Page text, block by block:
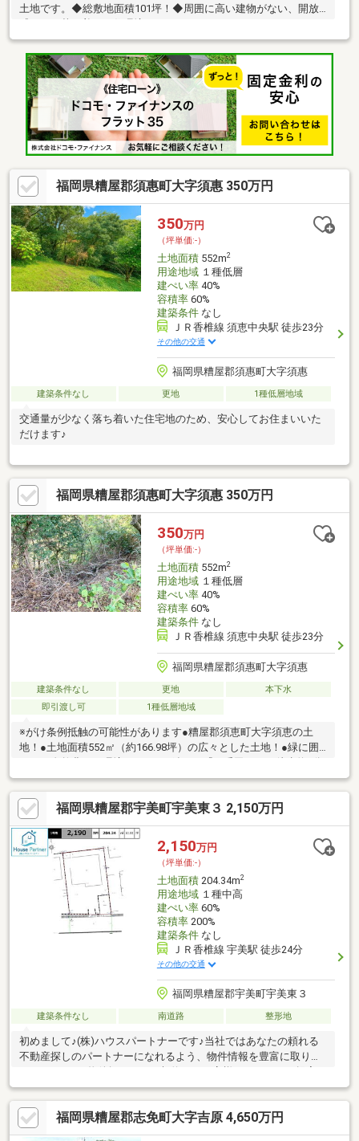
土地です。◆総敷地面積101坪！◆周囲に高い建物がない、開放
感のある落ち着いた住環境です。
福岡県糟屋郡須惠町大字須惠 350万円
350万円
（坪単価:-）
土地面積552m2
用途地域１種低層
建ぺい率40%
容積率60%
建築条件なし
ＪＲ香椎線 須恵中央駅 徒歩23分
その他の交通
福岡県糟屋郡須惠町大字須惠
建築条件なし 更地 1種低層地域
交通量が少なく落ち着いた住宅地のため、安心してお住まいいた
だけます♪
福岡県糟屋郡須惠町大字須惠 350万円
350万円
（坪単価:-）
土地面積552m2
用途地域１種低層
建ぺい率40%
容積率60%
建築条件なし
ＪＲ香椎線 須恵中央駅 徒歩23分
福岡県糟屋郡須惠町大字須惠
建築条件なし 更地
本下水
即引渡し可
1種低層地域
※がけ条例抵触の可能性があります●糟屋郡須恵町大字須恵の土
地！●土地面積552㎡（約166.98坪）の広々とした土地！●緑に囲
（約452ｍ）！●JR香椎線『須恵中央』駅まで徒歩約23分、車で約
8分！〇ぜひお気軽にお問い合わせください！（エイチ・マリー株
式会社 TEL：092-624-0039）
福岡県糟屋郡宇美町宇美東３ 2,150万円
2,150万円
（坪単価:-）
土地面積204.34m2
用途地域１種中高
建ぺい率60%
容積率200%
建築条件なし
ＪＲ香椎線 宇美駅 徒歩24分
その他の交通
福岡県糟屋郡宇美町宇美東３
建築条件なし 南道路 整形地
初めまして♪(株)ハウスパートナーです♪当社ではあなたの頼れる
不動産探しのパートナーになれるよう、物件情報を豊富に取り扱
致します！☆物件のメリットだけでなく、デメリットなどの透明
性のある情報提供♪☆お客様に迅速で丁寧な対応を心掛けていま
す♪☆ご購入後もお客様が安心して取引できるようなアフターフ
ォロー♪＼当日のご見学も大歓迎／事前にご予約を頂けますと定休
福岡県糟屋郡志免町大字吉原 4,650万円